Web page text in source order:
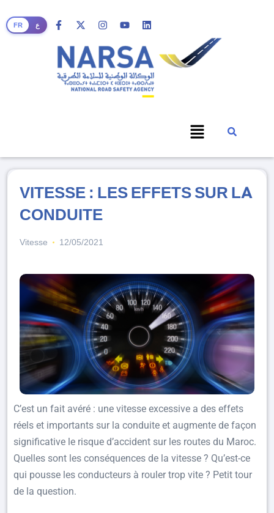
FR ع
VITESSE : LES EFFETS SUR LA
CONDUITE
Vitesse 12/05/2021
C’est un fait avéré : une vitesse excessive a des effets
réels et importants sur la conduite et augmente de façon
significative le risque d’accident sur les routes du Maroc.
Quelles sont les conséquences de la vitesse ? Qu’est-ce
qui pousse les conducteurs à rouler trop vite ? Petit tour
de la question.